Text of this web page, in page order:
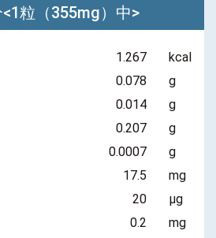
粒（355mg）中>
1.267
kcal
0.078
g
0.014
g
0.207
g
0.0007
g
17.5
mg
20
μg
0.2
mg